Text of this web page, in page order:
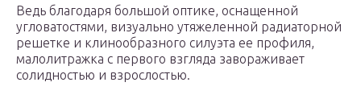
Ведь благодаря большой оптике, оснащенной
угловатостями, визуально утяжеленной радиаторной
решетке и клинообразного силуэта ее профиля,
малолитражка с первого взгляда завораживает
солидностью и взрослостью.